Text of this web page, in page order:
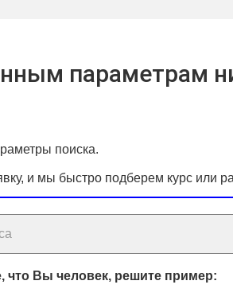
параметрам
поиска.
и мы быстро подберем курс или
что Вы человек, решите пример: